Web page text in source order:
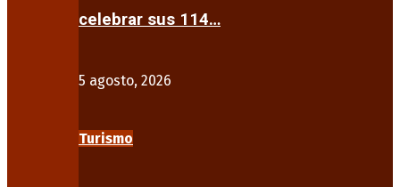
celebrar sus 114…
5 agosto, 2026
Turismo